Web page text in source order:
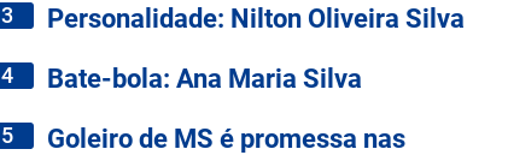
3 Personalidade: Nilton Oliveira Silva
4 Bate-bola: Ana Maria Silva
5
Goleiro de MS é promessa nas